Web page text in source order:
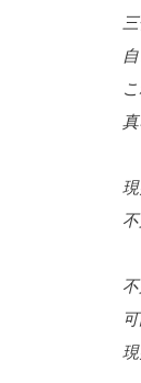
三
自
こ
真
現
不
不
可
現